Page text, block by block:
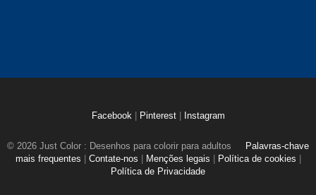
Facebook Pinterest Instagram
© 2026 Just Color : Desenhos para colorir para adultos
Palavras-chave
mais frequentes
Contate-nos Menções legais Política de cookies
Política de Privacidade